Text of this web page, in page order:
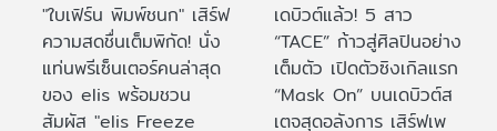
"ใบเฟิร์น พิมพ์ชนก" เสิร์ฟ
ความสดชื่นเต็มพิกัด! นั่ง
แท่นพรีเซ็นเตอร์คนล่าสุด
ของ elis พร้อมชวน
สัมผัส "elis Freeze
เดบิวต์แล้ว! 5 สาว
“TACE” ก้าวสู่ศิลปินอย่าง
เต็มตัว เปิดตัวซิงเกิลแรก
“Mask On” บนเดบิวต์ส
เตจสุดอลังการ เสิร์ฟเพ